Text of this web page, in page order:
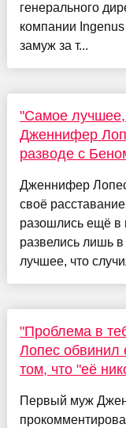
генерального
компании
замуж за т...
"Самое лучшее,
Дженнифер
разводе с
Дженнифер
своё
разошлись ещё в
развелись лишь
лучшее, что
"Проблема в
Лопес обвинил
том, что "её
Первый муж